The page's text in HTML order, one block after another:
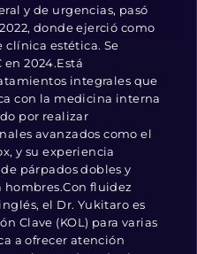
y de urgencias, pasó
donde ejerció como
estética. Se
en 2024.Está
integrales que
con la medicina interna
por realizar
avanzados como el
y su experiencia
párpados dobles y
fluidez
el Dr. Yukitaro es
Clave (KOL) para varias
a ofrecer atención